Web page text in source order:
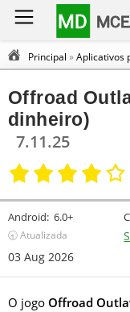
MD
Principal »Aplicativos
Offroad
dinheiro)
7.11.25
Android: 6.0+
🕣 Atualizada
03 Aug 2026
O jogo Offroad